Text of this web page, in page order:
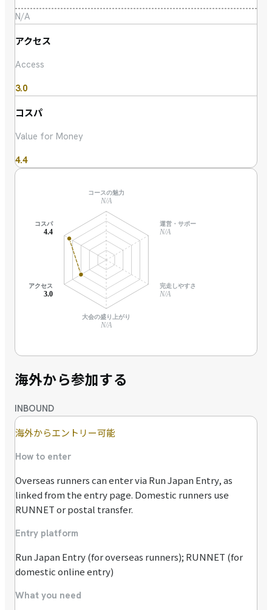
N/A
アクセス
Access
3.0
コスパ
Value for Money
4.4
コースの魅力
N/A
運営・サポート
N/A
完走しやすさ
N/A
大会の盛り上がり
N/A
アクセス
3.0
コスパ
4.4
海外から参加する
INBOUND
海外からエントリー可能
How to enter
Overseas runners can enter via Run Japan Entry, as
linked from the entry page. Domestic runners use
RUNNET or postal transfer.
Entry platform
Run Japan Entry (for overseas runners); RUNNET (for
domestic online entry)
What you need